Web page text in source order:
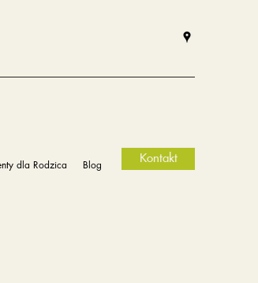
dla Rodzica Blog
Kontakt